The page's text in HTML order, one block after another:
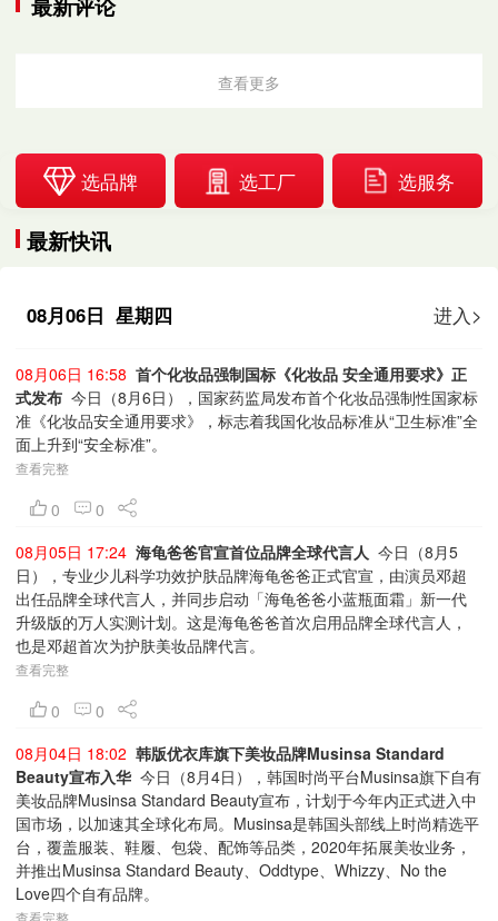
查看更多
选品牌 选工厂 选服务
最新快讯
08月06日 星期四 进入>
08月06日 16:58首个化妆品强制国标《化妆品 安全通用要求》正
式发布今日（8月6日），国家药监局发布首个化妆品强制性国家标
准《化妆品安全通用要求》，标志着我国化妆品标准从“卫生标准”全
面上升到“安全标准”。
查看完整
0
0
08月05日 17:24海龟爸爸官宣首位品牌全球代言人今日（8月5
日），专业少儿科学功效护肤品牌海龟爸爸正式官宣，由演员邓超
出任品牌全球代言人，并同步启动「海龟爸爸小蓝瓶面霜」新一代
升级版的万人实测计划。这是海龟爸爸首次启用品牌全球代言人，
也是邓超首次为护肤美妆品牌代言。
查看完整
0
0
08月04日 18:02韩版优衣库旗下美妆品牌Musinsa Standard
Beauty宣布入华今日（8月4日），韩国时尚平台Musinsa旗下自有
美妆品牌Musinsa Standard Beauty宣布，计划于今年内正式进入中
国市场，以加速其全球化布局。Musinsa是韩国头部线上时尚精选平
台，覆盖服装、鞋履、包袋、配饰等品类，2020年拓展美妆业务，
并推出Musinsa Standard Beauty、Oddtype、Whizzy、No the
Love四个自有品牌。